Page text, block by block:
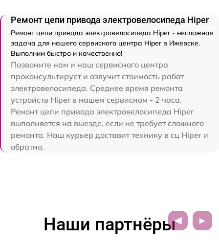
Ремонт цепи привода электровелосипеда Hiper
Ремонт цепи привода электровелосипеда Hiper - несложная
задача для нашего сервисного центра Hiper в Ижевске.
Выполним быстро и качественно!
Позвоните нам и наш сервисного центра
проконсультирует и озвучит стоимость работ
электровелосипеда. Среднее время ремонта
устройств Hiper в нашем сервисном - 2 часа.
Ремонт цепи привода электровелосипеда Hiper
выполняется на выезде, если не требует сложного
ремонта. Наш курьер доставит технику в сц Hiper и
обратно.
Наши партнёры